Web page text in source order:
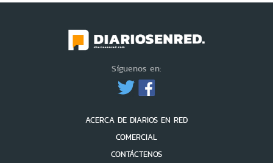
Síguenos en:
ACERCA DE DIARIOS EN RED
COMERCIAL
CONTÁCTENOS